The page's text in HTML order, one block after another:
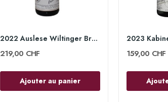
2022 Auslese Wiltinger Braune Kupp 75cl - Egon...
219,00 CHF
Ajouter au panier
159,00 CHF